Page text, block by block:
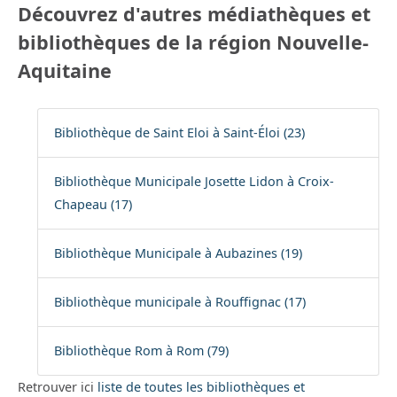
Découvrez d'autres médiathèques et
bibliothèques de la région Nouvelle-
Aquitaine
Bibliothèque de Saint Eloi à Saint-Éloi (23)
Bibliothèque Municipale Josette Lidon à Croix-
Chapeau (17)
Bibliothèque Municipale à Aubazines (19)
Bibliothèque municipale à Rouffignac (17)
Bibliothèque Rom à Rom (79)
Retrouver ici liste de toutes les bibliothèques et